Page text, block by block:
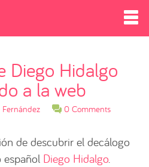
Diego Hidalgo
a la web
Fernández 0 Comments
de descubrir el decálogo
Diego Hidalgo